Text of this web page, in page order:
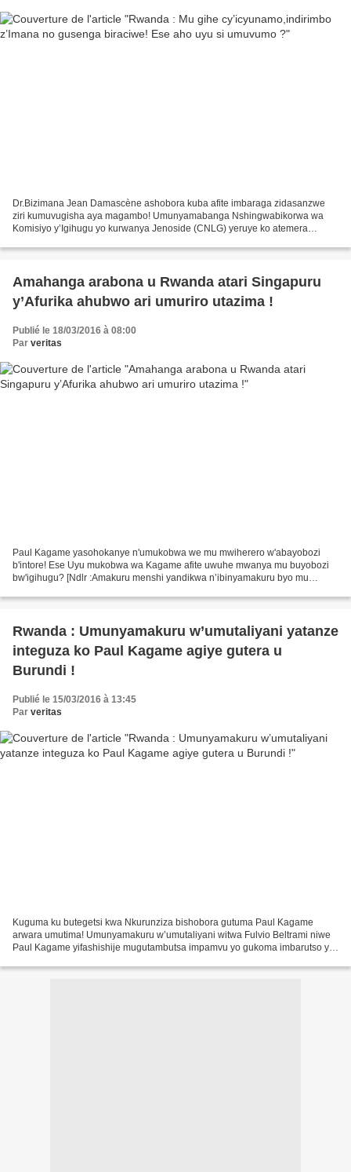
Dr.Bizimana Jean Damascène ashobora kuba afite imbaraga zidasanzwe
ziri kumuvugisha aya magambo! Umunyamabanga Nshingwabikorwa wa
Komisiyo y’Igihugu yo kurwanya Jenoside (CNLG) yeruye ko atemera
Amahanga arabona u Rwanda atari Singapuru
y’Afurika ahubwo ari umuriro utazima !
Publié le 18/03/2016 à 08:00
Par veritas
Paul Kagame yasohokanye n'umukobwa we mu mwiherero w'abayobozi
b'intore! Ese Uyu mukobwa wa Kagame afite uwuhe mwanya mu buyobozi
bw'igihugu? [Ndlr :Amakuru menshi yandikwa n’ibinyamakuru byo mu
Rwanda : Umunyamakuru w’umutaliyani yatanze
integuza ko Paul Kagame agiye gutera u
Burundi !
Publié le 15/03/2016 à 13:45
Par veritas
Kuguma ku butegetsi kwa Nkurunziza bishobora gutuma Paul Kagame
arwara umutima! Umunyamakuru w’umutaliyani witwa Fulvio Beltrami niwe
Paul Kagame yifashishije mugutambutsa impamvu yo gukoma imbarutso yo